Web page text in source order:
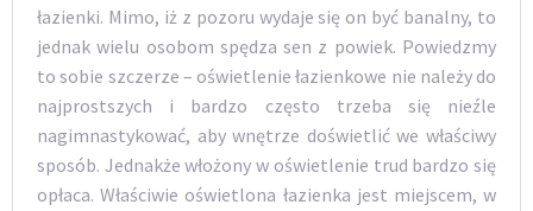
łazienki. Mimo, iż z pozoru wydaje się on być banalny, to
jednak wielu osobom spędza sen z powiek. Powiedzmy
to sobie szczerze – oświetlenie łazienkowe nie należy do
najprostszych i bardzo często trzeba się nieźle
nagimnastykować, aby wnętrze doświetlić we właściwy
sposób. Jednakże włożony w oświetlenie trud bardzo się
opłaca. Właściwie oświetlona łazienka jest miejscem, w